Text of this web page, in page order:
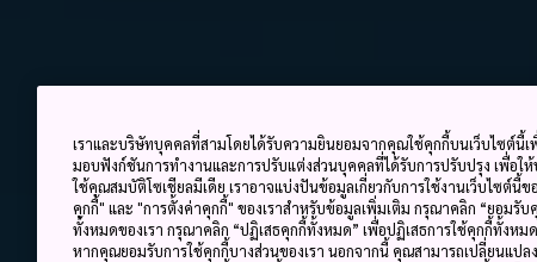
เราและบริษัทบุคคลที่สามโดยได้รับความยินยอมจากคุณใช้คุกกี้บนเว็บไซต์นี้เ
มอบฟังก์ชันการทำงานและการปรับแต่งส่วนบุคคลที่ได้รับการปรับปรุง เพื่อใ
ใช้คุณสมบัติโซเชียลมีเดีย เราอาจแบ่งปันข้อมูลเกี่ยวกับการใช้งานเว็บไซต์
คุกกี้" และ "การตั้งค่าคุกกี้" ของเราสำหรับข้อมูลเพิ่มเติม กรุณาคลิก “ยอมรั
ทั้งหมดของเรา กรุณาคลิก “ปฏิเสธคุกกี้ทั้งหมด” เพื่อปฏิเสธการใช้คุกกี้ทั้งหม
หากคุณยอมรับการใช้คุกกี้บางส่วนของเรา นอกจากนี้ คุณสามารถเปลี่ยนแป